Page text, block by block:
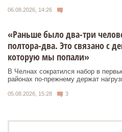
06.08.2026, 14:26
«Раньше было два-три
полтора-два. Это связано с
которую мы попали»
В Челнах сократился набор в
районах по-прежнему держат
05.08.2026, 15:28 3